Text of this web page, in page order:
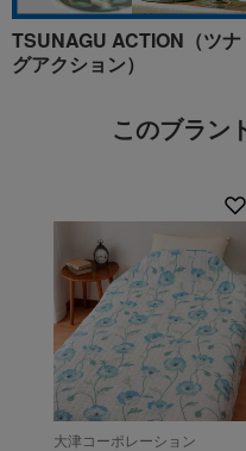
TSUNAGU ACTION（ツナ
グアクション）
このブラン
大津コーポレーション